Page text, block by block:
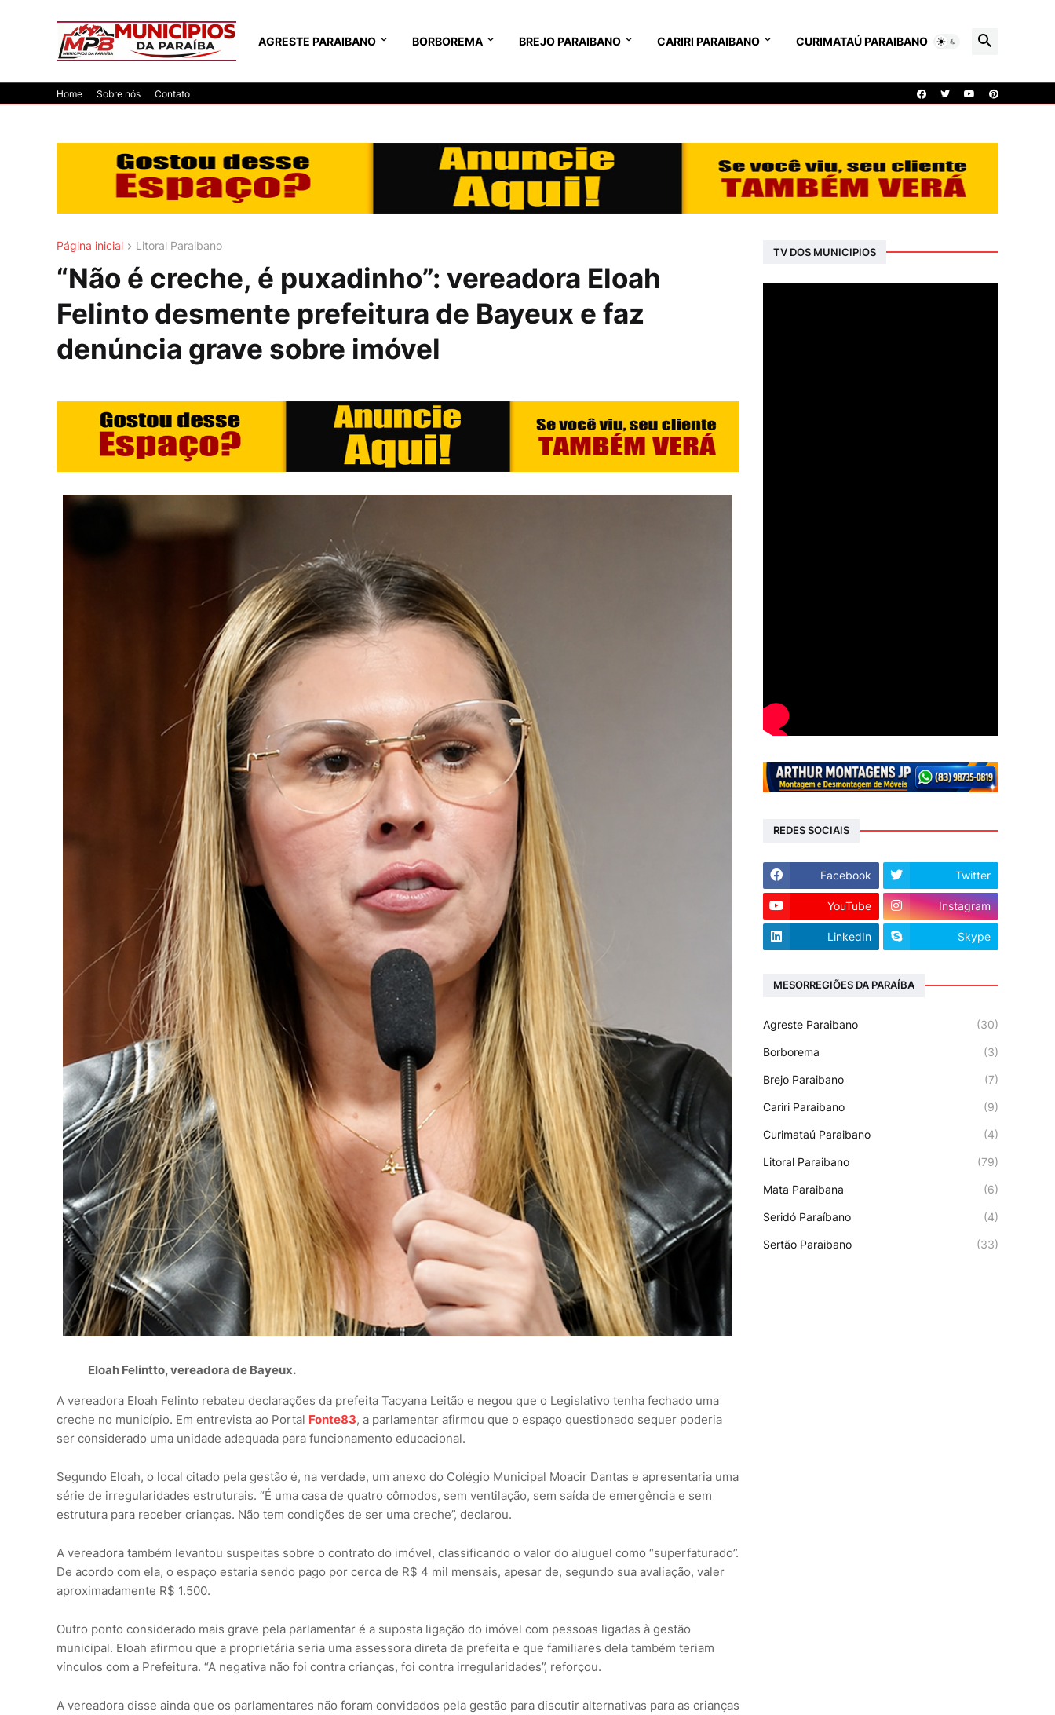
AGRESTE PARAIBANO BORBOREMA BREJO PARAIBANO CARIRI PARAIBANO CURIMATAÚ PARAIBANO
Home Sobre nós Contato
Página inicial Litoral Paraibano
“Não é creche, é puxadinho”: vereadora Eloah
Felinto desmente prefeitura de Bayeux e faz
denúncia grave sobre imóvel
Eloah Felintto, vereadora de Bayeux.
A vereadora Eloah Felinto rebateu declarações da prefeita Tacyana Leitão e negou que o Legislativo tenha fechado uma
creche no município. Em entrevista ao Portal Fonte83, a parlamentar afirmou que o espaço questionado sequer poderia
ser considerado uma unidade adequada para funcionamento educacional.
Segundo Eloah, o local citado pela gestão é, na verdade, um anexo do Colégio Municipal Moacir Dantas e apresentaria uma
série de irregularidades estruturais. “É uma casa de quatro cômodos, sem ventilação, sem saída de emergência e sem
estrutura para receber crianças. Não tem condições de ser uma creche”, declarou.
A vereadora também levantou suspeitas sobre o contrato do imóvel, classificando o valor do aluguel como “superfaturado”.
De acordo com ela, o espaço estaria sendo pago por cerca de R$ 4 mil mensais, apesar de, segundo sua avaliação, valer
aproximadamente R$ 1.500.
Outro ponto considerado mais grave pela parlamentar é a suposta ligação do imóvel com pessoas ligadas à gestão
municipal. Eloah afirmou que a proprietária seria uma assessora direta da prefeita e que familiares dela também teriam
vínculos com a Prefeitura. “A negativa não foi contra crianças, foi contra irregularidades”, reforçou.
A vereadora disse ainda que os parlamentares não foram convidados pela gestão para discutir alternativas para as crianças
TV DOS MUNICIPIOS
REDES SOCIAIS
Facebook Twitter
YouTube Instagram
LinkedIn Skype
MESORREGIÕES DA PARAÍBA
Agreste Paraibano (30)
Borborema (3)
Brejo Paraibano (7)
Cariri Paraibano (9)
Curimataú Paraibano (4)
Litoral Paraibano (79)
Mata Paraibana (6)
Seridó Paraíbano (4)
Sertão Paraibano (33)